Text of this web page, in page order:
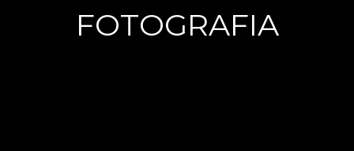
FOTOGRAFIA